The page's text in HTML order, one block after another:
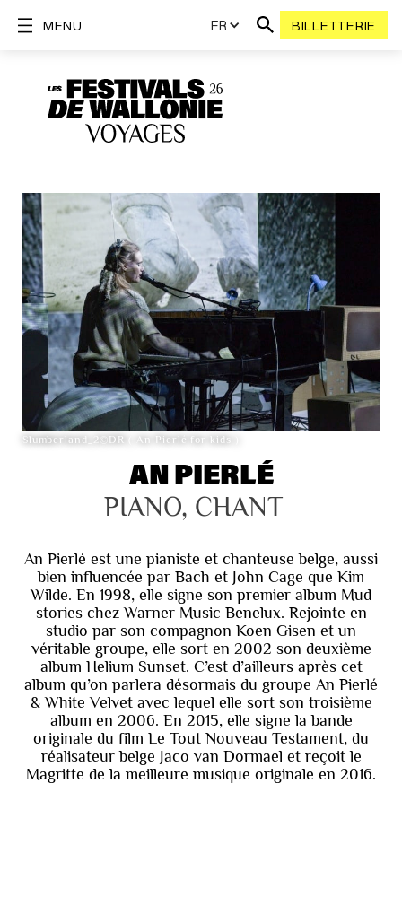
FR BILLETTERIE
MENU
Slumberland_2©️DR ( An Pierlé for kids )
AN PIERLÉ
PIANO, CHANT
An Pierlé est une pianiste et chanteuse belge, aussi
bien influencée par Bach et John Cage que Kim
Wilde. En 1998, elle signe son premier album Mud
stories chez Warner Music Benelux. Rejointe en
studio par son compagnon Koen Gisen et un
véritable groupe, elle sort en 2002 son deuxième
album Helium Sunset. C’est d’ailleurs après cet
album qu’on parlera désormais du groupe An Pierlé
& White Velvet avec lequel elle sort son troisième
album en 2006. En 2015, elle signe la bande
originale du film Le Tout Nouveau Testament, du
réalisateur belge Jaco van Dormael et reçoit le
Magritte de la meilleure musique originale en 2016.